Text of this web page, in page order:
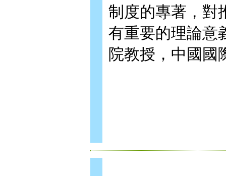
制度的專著，對
有重要的理論
院教授，中國國